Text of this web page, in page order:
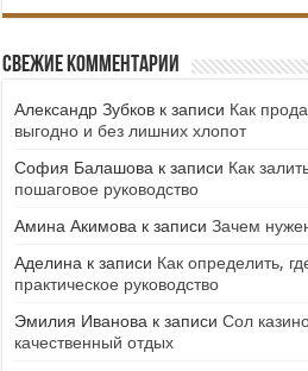
Свежие комментарии
Александр Зубков к записи Как
выгодно и без лишних хлопот
София Балашова к записи Как
пошаговое руководство
Амина Акимова к записиЗачем
Аделина к записи Как определить,
практическое руководство
Эмилия Иванова к записиСол
качественный отдых